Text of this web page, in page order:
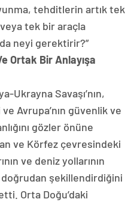
tehditlerin artık tek
tek bir araçla
neyi gerektirir?”
Ortak Bir Anlayışa
Ukrayna Savaşı’nın,
Avrupa’nın güvenlik ve
gözler önüne
ve Körfez çevresindeki
ve deniz yollarının
şekillendirdiğini
Orta Doğu’daki